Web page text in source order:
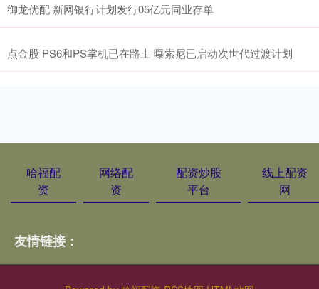
御龙优配 新网银行计划发行05亿元同业存单
点金股 PS6和PS掌机已在路上 曝索尼已启动次世代过渡计划
哈福配
资
网络配
资
配资炒股
平台
线上配资
网
友情链接：